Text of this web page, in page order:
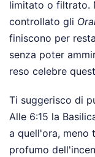
limitato o filtrato.
controllato gli
finiscono per
senza poter
reso celebre
Ti suggerisco di
Alle 6:15 la
a quell'ora, meno
profumo